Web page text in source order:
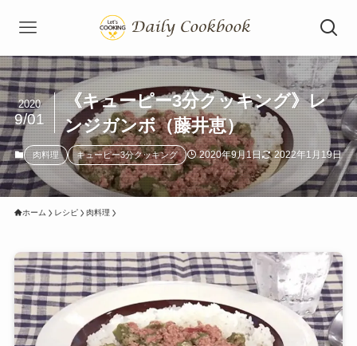
《キューピー3分クッキング》レ
ンジガンボ（藤井恵）
2020
9/01
肉料理 キューピー3分クッキング 2020年9月1日 2022年1月19日
ホーム レシピ 肉料理